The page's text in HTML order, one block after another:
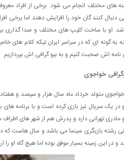
های مختلف انجام می شود. برخی از افراد
دنبال کنند گان خود را افزایش دهند اما برخی
او با ساخت کلیپ های مختلف و صدا گذاری
به گونه ای که در سراسر ایران تیکه کلام های
نامه اش صحبت کنیم و به بیو گرافی اش بپردازیم.
خواجوی
متولد خرداد ماه سال هزار و سیصد و
یک سریال نیز بازی کرده است و با برنامه
مادری تهرانی دارد و پدرش هم از شهر های
رشته بازیگری سینما می باشد و سال هاست که
و در این زمینه بسیار موفق بوده اما هیچ گاه او را